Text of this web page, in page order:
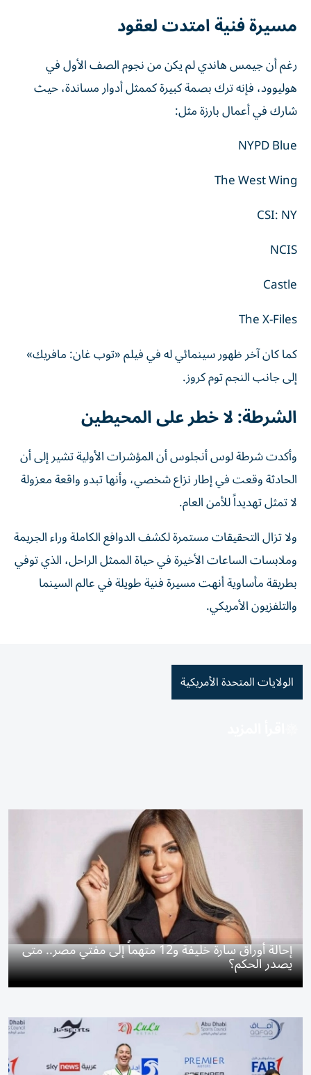
مسيرة فنية امتدت لعقود
رغم أن جيمس هاندي لم يكن من نجوم الصف الأول في
هوليوود، فإنه ترك بصمة كبيرة كممثل أدوار مساندة، حيث
شارك في أعمال بارزة مثل:
NYPD Blue
The West Wing
CSI: NY
NCIS
Castle
The X-Files
كما كان آخر ظهور سينمائي له في فيلم «توب غان: مافريك»
إلى جانب النجم توم كروز.
الشرطة: لا خطر على المحيطين
وأكدت شرطة لوس أنجلوس أن المؤشرات الأولية تشير إلى أن
الحادثة وقعت في إطار نزاع شخصي، وأنها تبدو واقعة معزولة
لا تمثل تهديداً للأمن العام.
ولا تزال التحقيقات مستمرة لكشف الدوافع الكاملة وراء الجريمة
وملابسات الساعات الأخيرة في حياة الممثل الراحل، الذي توفي
بطريقة مأساوية أنهت مسيرة فنية طويلة في عالم السينما
والتلفزيون الأمريكي.
الولايات المتحدة الأمريكية
إحالة أوراق سارة خليفة و12 متهماً إلى مفتي مصر.. متى
يصدر الحكم؟